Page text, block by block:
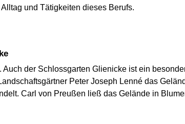
und Tätigkeiten dieses Berufs.
der Schlossgarten Glienicke ist ein
Peter Joseph Lenné das
Carl von Preußen ließ das Gelände in